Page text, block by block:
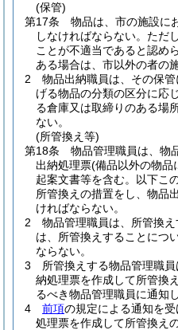
(保管)
第17条
物品は、市の施設に
しなければならない。 ただ
ことが不適当であると認め
ある場合は、市以外の者の
2
物品出納職員は、その保
げる物品の分類の区分に応
る倉庫又は取締りのある場
ない。
(所管換え等)
第18条
物品管理職員は、物
出納処理票(備品以外の物品
起案文書等を含む。以下こ
所管換えの措置をし、物品
ければならない。
2
物品管理職員は、所管換
は、所管換えすることにつ
ならない。
3
所管換えする物品管理職
納処理票を作成して所管換
るべき物品管理職員に通知
4
前項の規定による通知を
処理票を作成して所管換え